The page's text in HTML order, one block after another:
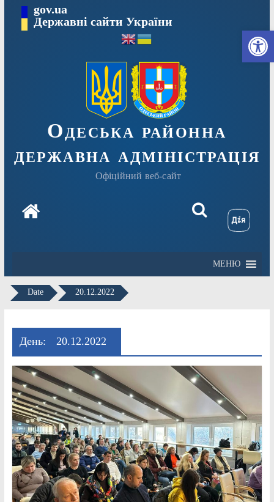
Перейтиgov.ua
Державні сайти України
Одеська районна
державна адміністрація
Офіційний веб-сайт
МЕНЮ
Date 20.12.2022
День: 20.12.2022